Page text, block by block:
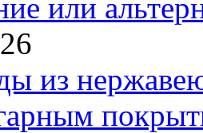
или
из